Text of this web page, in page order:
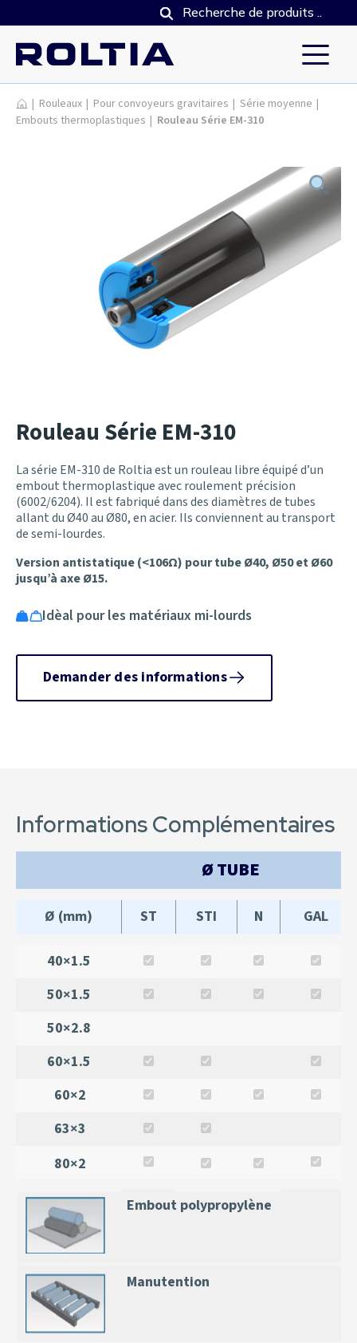
Produits
| Rouleaux | Pour convoyeurs gravitaires | Série moyenne |
Embouts thermoplastiques | Rouleau Série EM-310
Rouleau Série EM-310
La série EM-310 de Roltia est un rouleau libre équipé d’un
embout thermoplastique avec roulement précision
(6002/6204). Il est fabriqué dans des diamètres de tubes
allant du Ø40 au Ø80, en acier. Ils conviennent au transport
de semi-lourdes.
Version antistatique (<106Ω) pour tube Ø40, Ø50 et Ø60
jusqu’à axe Ø15.
Idèal pour les matériaux mi-lourds
Demander des informations
Informations Complémentaires
Ø TUBE
Ø (mm) ST STI N GAL
40×1.5
50×1.5
50×2.8
60×1.5
60×2
63×3
80×2
Embout polypropylène
Manutention